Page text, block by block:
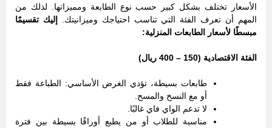
الأسعار تختلف بشكل كبير حسب نوع الطابعة ومميزاتها. لذلك من
المهم أن تعرف الفئة التي تناسب احتياجك وميزانيتك.
إليك تقسيمًا
مبسطًا لأسعار الطابعات المنزلية:
الفئة الاقتصادية (150 – 400 ريال)
طابعات بسيطة، تؤدي الغرض الأساسي: الطباعة فقط
أو مع النسخ والمسح.
لا تدعم الواي فاي غالبًا.
مناسبة للطلاب أو من يطبع أوراقًا بسيطة بين فترة